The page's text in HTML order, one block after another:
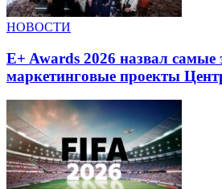
НОВОСТИ
E+ Awards 2026 назвал
маркетинговые проекты